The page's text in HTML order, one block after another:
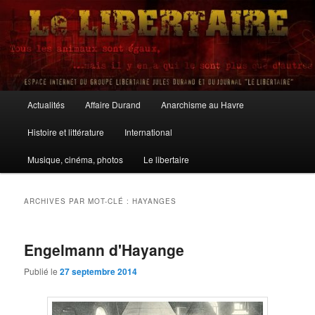
Aller
contenu
principal
Aller
contenu
secondaire
Le Libertaire
principal
Actualités Affaire Durand Anarchisme au Havre
Histoire et littérature International
Musique, cinéma, photos Le libertaire
ARCHIVES PAR MOT-CLÉ :HAYANGES
Engelmann d'Hayange
Publié le27 septembre 2014